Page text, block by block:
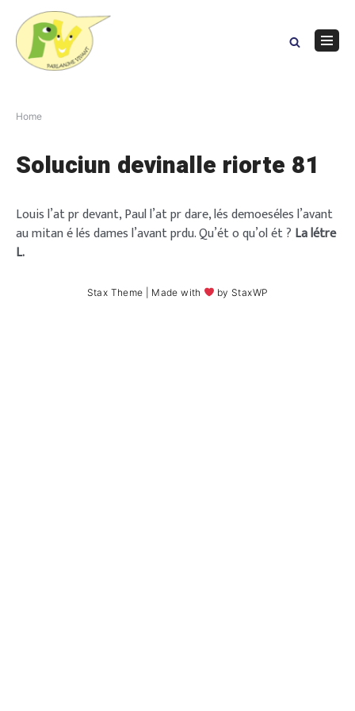
content
Home
Soluciun devinalle riorte 81
Louis l’at pr devant, Paul l’at pr dare, lés demoeséles l’avant
au mitan é lés dames l’avant prdu. Qu’ét o qu’ol ét ? La létre
L.
Stax Theme | Made with by StaxWP